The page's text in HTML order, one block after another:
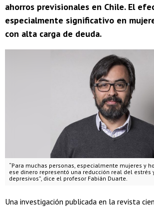
ahorros previsionales en Chile. El
especialmente significativo en
con alta carga de deuda.
“Para muchas personas, especialmente mujeres y
ese dinero representó una reducción real del estrés
depresivos”, dice el profesor Fabián Duarte.
Una investigación publicada en la revista